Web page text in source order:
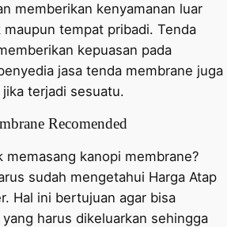
memberikan kenyamanan luar
tempat pribadi. Tenda
kepuasan pada
jasa tenda membrane juga
terjadi sesuatu.
Recomended
memasang kanopi membrane?
sudah mengetahui Harga Atap
Hal ini bertujuan agar bisa
harus dikeluarkan sehingga